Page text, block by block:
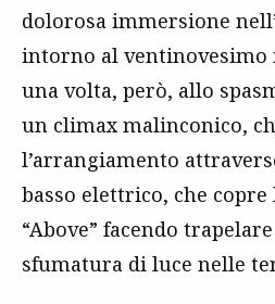
dolorosa immersione
intorno al ventinovesimo
una volta, però, allo
un climax malinconico,
l’arrangiamento
basso elettrico, che copre
“Above” facendo
sfumatura di luce nelle